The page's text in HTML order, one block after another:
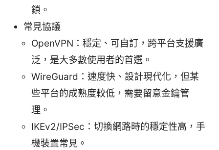
鎖。
常見協議
OpenVPN：穩定、可自訂，跨平台支援廣
泛，是大多數使用者的首選。
WireGuard：速度快、設計現代化，但某
些平台的成熟度較低，需要留意金鑰管
理。
IKEv2/IPSec：切換網路時的穩定性高，手
機裝置常見。